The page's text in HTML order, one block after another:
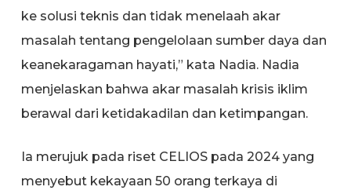
ke solusi teknis dan tidak menelaah akar
masalah tentang pengelolaan sumber daya dan
keanekaragaman hayati,” kata Nadia. Nadia
menjelaskan bahwa akar masalah krisis iklim
berawal dari ketidakadilan dan ketimpangan.
Ia merujuk pada riset CELIOS pada 2024 yang
menyebut kekayaan 50 orang terkaya di